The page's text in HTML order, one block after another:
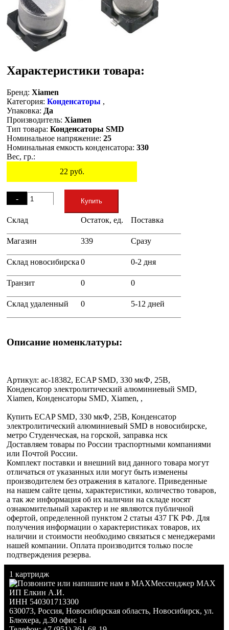
Характеристики товара:
Бренд: Xiamen
Категория: Конденсаторы ,
Упаковка: Да
Производитель: Xiamen
Тип товара: Конденсаторы SMD
Номинальное напряжение: 25
Номинальная емкость конденсатора: 330
Вес, гр.:
22 руб.
-
+
Купить
Склад Остаток, ед. Поставка
Магазин 339 Сразу
Склад новосибирска 0 0-2 дня
Транзит 0 0
Склад удаленный 0 5-12 дней
Описание номенклатуры:
Артикул: ac-18382, ECAP SMD, 330 мкФ, 25В,
Конденсатор электролитический алюминиевый SMD,
Xiamen, Конденсаторы SMD, Xiamen, ,
Купить ECAP SMD, 330 мкФ, 25В, Конденсатор
электролитический алюминиевый SMD в новосибирске,
метро Студенческая, на горской, заправка нск
Доставляем товары по России траспортными компаниями
или Почтой России.
Комплект поставки и внешний вид данного товара могут
отличаться от указанных или могут быть изменены
производителем без отражения в каталоге. Приведенные
на нашем сайте цены, характеристики, количество товаров,
а так же информация об их наличии на складе носят
ознакомительный характер и не являются публичной
офертой, определенной пунктом 2 статьи 437 ГК РФ. Для
получения информации о характеристиках товаров, их
наличии и стоимости необходимо связаться с менеджерами
нашей компании. Оплата производится только после
подтверждения резерва.
1 картридж
Мессенджер MAX
ИП Елкин А.И.
ИНН 540301713300
630073, Россия, Новосибирская область, Новосибирск, ул.
Блюхера, д.30 офис 1а